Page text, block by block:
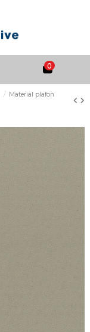
0
Material plafon